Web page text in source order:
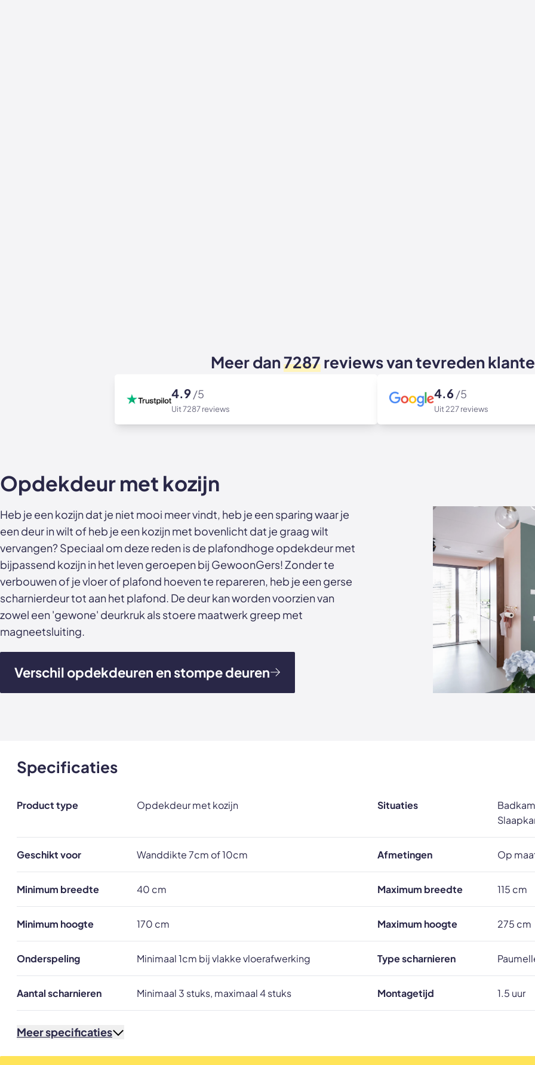
Meer dan7287reviews van tevreden
4.9/5
Uit 7287 reviews
4.6/5
Uit 227 reviews
Opdekdeur met kozijn
Heb je een kozijn dat je niet mooi meer vindt, heb je een sparing waar je
een deur in wilt of heb je een kozijn met bovenlicht dat je graag wilt
vervangen? Speciaal om deze reden is de plafondhoge opdekdeur met
bijpassend kozijn in het leven geroepen bij GewoonGers! Zonder te
verbouwen of je vloer of plafond hoeven te repareren, heb je een gerse
scharnierdeur tot aan het plafond. De deur kan worden voorzien van
zowel een 'gewone' deurkruk als stoere maatwerk greep met
magneetsluiting.
Verschil opdekdeuren en stompe deuren
Specificaties
Product type Opdekdeur met kozijn Situaties
Geschikt voor Wanddikte 7cm of 10cm Afmetingen Op
Minimum breedte 40 cm Maximum breedte 115 cm
Minimum hoogte 170 cm Maximum hoogte 275 cm
Onderspeling Minimaal 1cm bij vlakke vloerafwerking Type scharnieren
Aantal scharnieren Minimaal 3 stuks, maximaal 4 stuks Montagetijd 1.5 uur
Glassoort
Meer specificaties